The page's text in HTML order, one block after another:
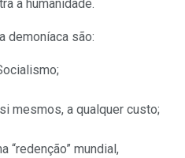
a humanidade.
demoníaca são:
mesmos, a qualquer custo;
“redenção” mundial,